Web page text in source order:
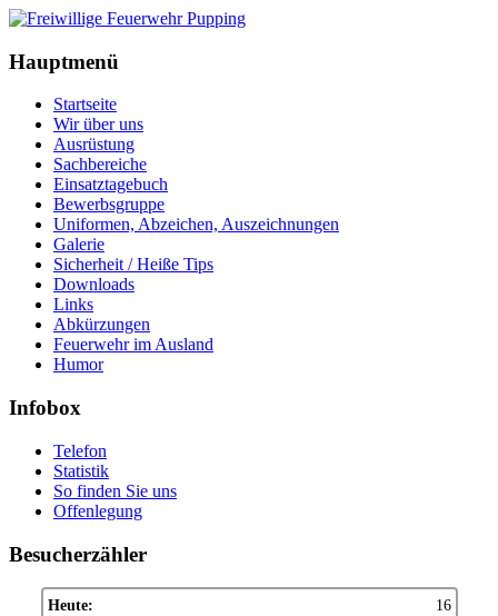
Hauptmenü
Startseite
Wir über uns
Ausrüstung
Sachbereiche
Einsatztagebuch
Bewerbsgruppe
Uniformen, Abzeichen, Auszeichnungen
Galerie
Sicherheit / Heiße Tips
Downloads
Links
Abkürzungen
Feuerwehr im Ausland
Humor
Infobox
Telefon
Statistik
So finden Sie uns
Offenlegung
Besucherzähler
Heute:
16